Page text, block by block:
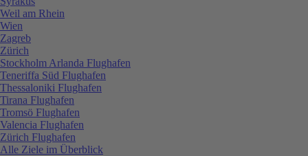
Weil am Rhein
Wien
Zagreb
Zürich
Stockholm Arlanda Flughafen
Teneriffa Süd Flughafen
Thessaloniki Flughafen
Tirana Flughafen
Tromsö Flughafen
Valencia Flughafen
Zürich Flughafen
Alle Ziele im Überblick